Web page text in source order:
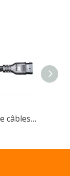
Faisceau de câbles prémoulé haute performance AMP SUPERSEAL, résistant à l'eau